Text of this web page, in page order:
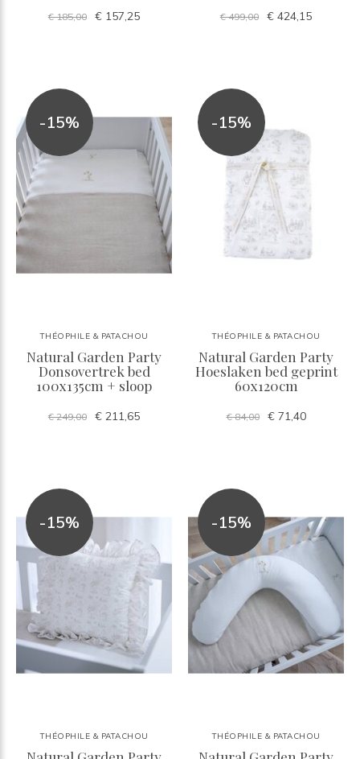
€ 185,00 € 157,25 € 499,00 € 424,15
-15%
THÉOPHILE & PATACHOU
Natural Garden Party
Donsovertrek bed
100x135cm + sloop
€ 249,00 € 211,65
-15%
THÉOPHILE & PATACHOU
Natural Garden Party
Hoeslaken bed geprint
60x120cm
€ 84,00 € 71,40
-15%
THÉOPHILE & PATACHOU
-15%
THÉOPHILE & PATACHOU